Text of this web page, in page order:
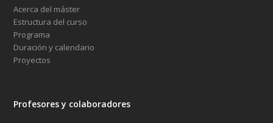
Acerca del máster
Estructura del curso
Programa
Duración y calendario
Proyectos
Profesores y colaboradores